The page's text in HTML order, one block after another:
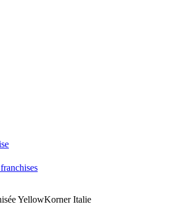
YellowKorner Italie